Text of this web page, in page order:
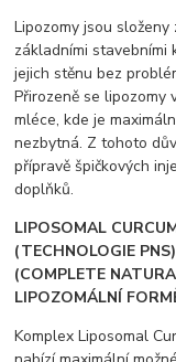
Lipozomy jsou
základními stavebními
jejich stěnu bez
Přirozeně se lipozomy
mléce, kde je
nezbytná. Z tohoto
přípravě špičkových
doplňků.
LIPOSOMAL
(TECHNOLOGIE
(COMPLETE
LIPOZOMÁLNÍ
Komplex Liposomal